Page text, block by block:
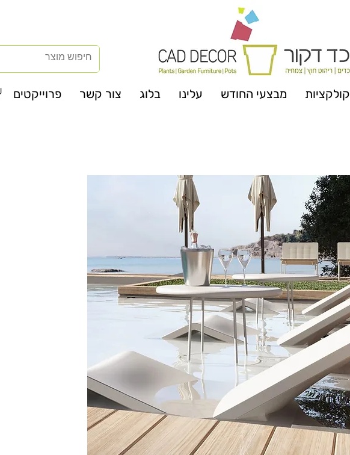
קולקציות מבצעי החודש עלינו בלוג צור קשר פרוייקטים